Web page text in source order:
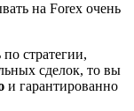
на Forex очень
стратегии,
сделок, то вы
и гарантированно